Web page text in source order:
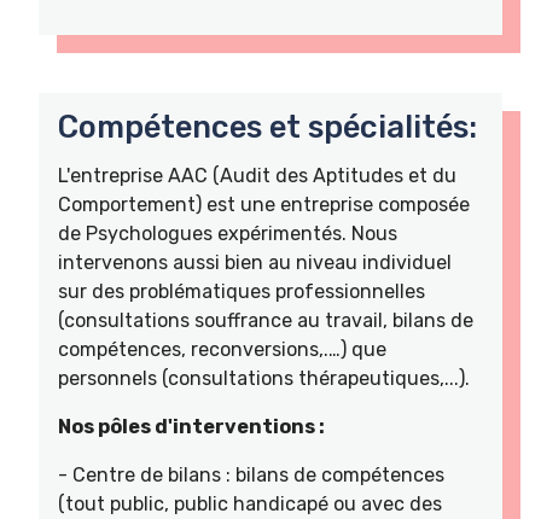
Compétences et spécialités:
L'entreprise AAC (Audit des Aptitudes et du
Comportement) est une entreprise composée
de Psychologues expérimentés. Nous
intervenons aussi bien au niveau individuel
sur des problématiques professionnelles
(consultations souffrance au travail, bilans de
compétences, reconversions,.…) que
personnels (consultations thérapeutiques,...).
Nos pôles d'interventions :
- Centre de bilans : bilans de compétences
(tout public, public handicapé ou avec des